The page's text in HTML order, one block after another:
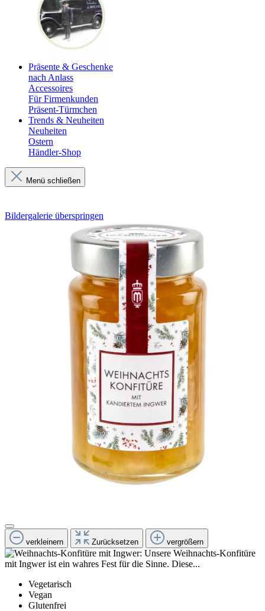
Präsente & Geschenke
nach Anlass
Accessoires
Für Firmenkunden
Präsent-Türmchen
Trends & Neuheiten
Neuheiten
Ostern
Händler-Shop
Menü schließen
Bildergalerie überspringen
verkleinern Zurücksetzen vergrößern
Vegetarisch
Vegan
Glutenfrei